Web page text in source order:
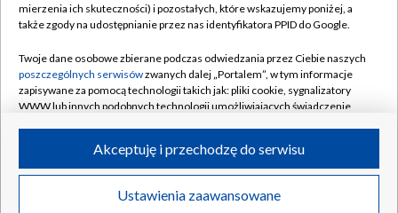
Naziemna Telewizja Cyfrowa
Rada Programowa
System NOS
Informacje o nadawcy
Program dla prasy
Pomoc
Kontakt
Kanały
©2026 Telewizja Polska S.A. w likwidacji
mierzenia ich skuteczności) i pozostałych, które wskazujemy poniżej, a
także zgody na udostępnianie przez nas identyfikatora PPID do Google.
Twoje dane osobowe zbierane podczas odwiedzania przez Ciebie naszych
poszczególnych serwisówzwanych dalej „Portalem”, w tym informacje
zapisywane za pomocą technologii takich jak: pliki cookie, sygnalizatory
WWW lub innych podobnych technologii umożliwiających świadczenie
ruchu w Internecie.
Twoje dane osobowe zbierane podczas odwiedzania przez Ciebie
poszczególnych serwisówna Portalu, takie jak adresy IP, identyfikatory
Ustawienia zaawansowane
Akceptuję i przechodzę do serwisu